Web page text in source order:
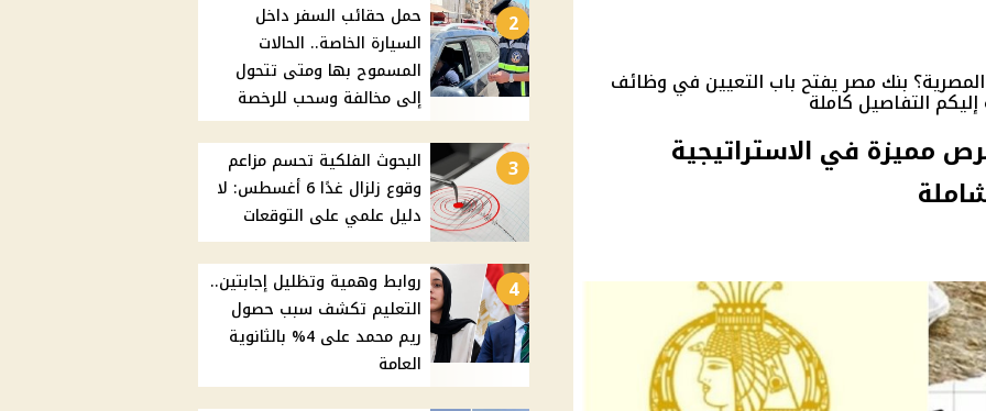
بنك مصر يفتح باب التعيين في وظائف
التفاصيل كاملة
بنك مصر 2025.. فرص مميزة في الاستراتيجية
2
حمل حقائب السفر داخل
السيارة الخاصة.. الحالات
المسموح بها ومتى تتحول
إلى مخالفة وسحب للرخصة
3
البحوث الفلكية تحسم مزاعم
وقوع زلزال غدًا 6 أغسطس: لا
دليل علمي على التوقعات
4
روابط وهمية وتظليل إجابتين..
التعليم تكشف سبب حصول
ريم محمد على 4% بالثانوية
العامة